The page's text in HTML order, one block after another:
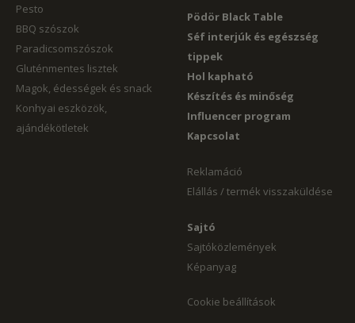
Pesto
BBQ szószok
Paradicsomszószok
Gluténmentes lisztek
Magok, édességek és snack
Konhyai eszközök,
ajándékötletek
Pödör Black Table
Séf interjúk és egészség
tippek
Hol kapható
Készítés és minőség
Influencer program
Kapcsolat
Reklamáció
Elállás / termék visszaküldése
Sajtó
Sajtóközlemények
Képanyag
Cookie beállítások